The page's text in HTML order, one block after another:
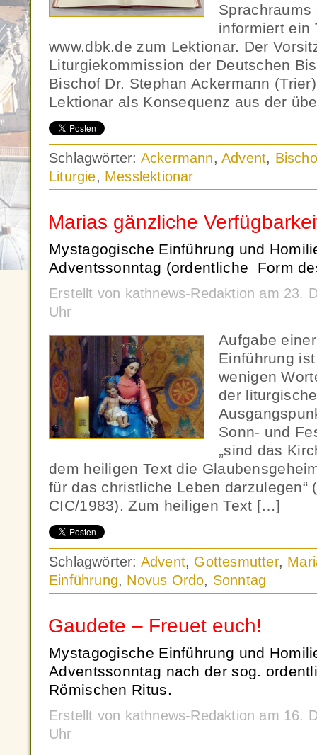
informiert ein
www.dbk.de zum Lektionar. Der
Liturgiekommission der Deutschen
Bischof Dr. Stephan Ackermann
Lektionar als Konsequenz aus der
Schlagwörter: Ackermann,Advent,
Liturgie, Messlektionar
Marias gänzliche
Mystagogische Einführung und
Adventssonntag (ordentliche Form
Erstellt von kathnews-Redaktion am 23.
Uhr
Aufgabe
Einführung
wenigen
der
Sonn- und
„sind das
dem heiligen Text die
für das christliche Leben darzulegen“
CIC/1983). Zum heiligen Text […]
Schlagwörter: Advent, Gottesmutter,
Einführung, Novus Ordo, Sonntag
Gaudete – Freuet euch!
Mystagogische Einführung und
Adventssonntag nach der sog.
Römischen Ritus.
Erstellt von kathnews-Redaktion am 16.
Uhr